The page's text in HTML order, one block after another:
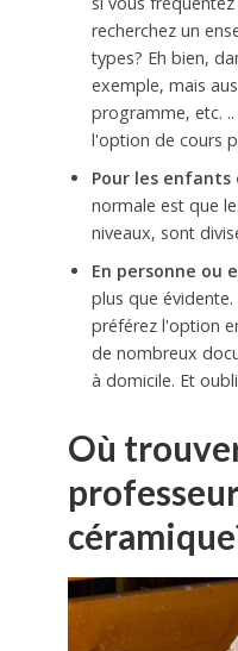
recherchez un
types? Eh bien,
exemple, mais
programme, etc.
l'option de cours
Pour les enfants
normale est que
niveaux, sont
En personne ou
plus que
préférez l'option
de nombreux
à domicile. Et
Où